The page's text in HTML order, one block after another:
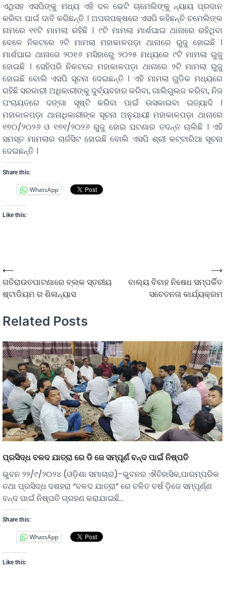
ଏଥିସହ ଏସପିଙ୍କୁ ମଧ୍ୟ ଏହି ଦଳ ଭେଟି ଚାମେଲିଙ୍କୁ ନ୍ୟାୟ ପ୍ରଦାନ
କରିବା ପାଇଁ ଦାବି କରିଛନ୍ତି । ଅପରପକ୍ଷରେ ଏସପି କହିଛନ୍ତି ଚମେଲିଙ୍କ
ନାମରେ ୧୧ଟି ମାମଲା ରହିଛି । ୯ଟି ମାମଲା ମାର୍ଶଘାଇ ଥାନାରେ ରହିଥିବା
ବେଳେ ନିକଟରେ ୨ଟି ମାମଲା ମହାକାଳପଡ଼ା ଥାନାରେ ରୁଜୁ ହୋଇଛି ।
ମାର୍ଶଘାଇ ଥାନାରେ ୨୦୧୬ ମସିହାରେୁ ୨୦୨୫ ମଧ୍ୟରେ ୯ଟି ମାମଲା ରୁଜୁ
ହୋଇଛି । ସେହିପରି ନିକଟରେ ମହାକାଳପଡ଼ା ଥାନାରେ ୨ଟି ମାମଲା ରୁଜୁ
ହୋଇଛି ବୋଲି ଏସପି ସୂଚନା ଦେଇଛନ୍ତି । ଏହି ମାମଲା ଗୁଡିକ ମଧ୍ୟରେ
ରହିଛି ସରକାରୀ ଅଧିକାରୀଙ୍କୁ ଦୁର୍ବ୍ୟବହାର କରିବା, ଗାଲିଗୁଲଜ କରିବା, ନିଜ
ପଂଚାୟତରେ ଦଙ୍ଗା ସୃଷ୍ଟି କରିବା ପାଇଁ ଉସକାଇବା ଇତ୍ୟାଦି ।
ମହାକାଳପଡ଼ା ଥାନାଧିକାରୀଙ୍କ ସୂଚନା ଅନୁଯାୟୀ ମହାକାଳପଡ଼ା ଥାନାରେ
୧୭୦/୨୦୨୬ ଓ ୧୭୧/୨୦୨୬ ରୁଜୁ ହୋଇ ଘଟଣାର ତଦନ୍ତ ଚାଲିଛି । ଏହି
ସମସ୍ତ ମାମଲାର ଚାର୍ଜସିଟ ହୋଇଛି ବୋଲି ଏସପି ଶ୍ରୀ କଟ୍ଟାରିଆ ସୂଚନା
ଦେଇଛନ୍ତି ।
Share this:
WhatsApp
Like this:
⟵
ଗତିରାଉତପାଟଣାରେ ବ୍ଲକ ସ୍ତରୀୟ
ଷ୍ଟାଡିୟମ ର ଶିଳାନ୍ୟାସ
ବାଲ୍ୟ ବିବାହ ନିଷେଧ ସମ୍ପର୍କିତ
ସଚେତନତା କାର୍ଯ୍ୟକ୍ରମ
⟶
Related Posts
ପ୍ରସିଦ୍ଧ ବଳଦ ଯାତ୍ରା ରେ ଡି ଜେ ସମ୍ପୂର୍ଣ ବନ୍ଦ ପାଇଁ ନିଷ୍ପତି
ଭୁବନ ୨୨/୯/୨୦୨୪ (ଓଡ଼ିଶା ସମାଚାର)-ଭୁବନର ଐତିହାସିକ,ପାରମ୍ପରିକ
ତଥା ପ୍ରସିଦ୍ଧ ଦଶହରା “ବଳଦ ଯାତ୍ରା” ରେ ଚଳିତ ବର୍ଷ ଡ଼ିଜେ ସମ୍ପୂର୍ଣ୍ଣ
ବନ୍ଦ ପାଇଁ ନିଷ୍ପତି ଗ୍ରହଣ କରାଯାଇଛି…
Share this:
WhatsApp
Like this: